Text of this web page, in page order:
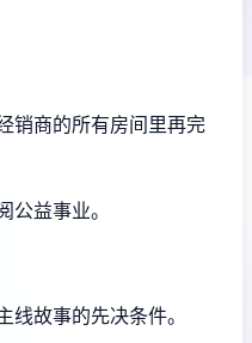
销商的所有房间里再完
益事业。
故事的先决条件。